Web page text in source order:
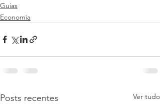
Guias
Economia
Posts recentes Ver tudo